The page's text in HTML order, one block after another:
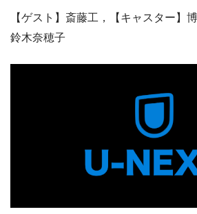
【ゲスト】斎藤工，【キャスター】
鈴木奈穂子